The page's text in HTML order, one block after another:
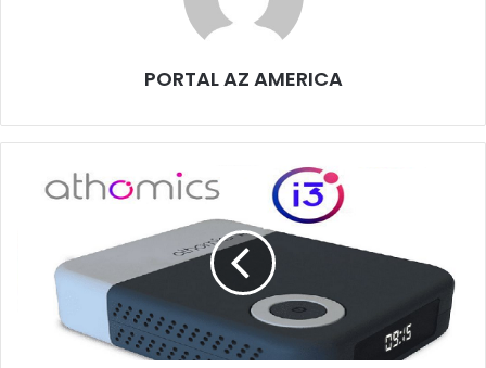
PORTAL AZ AMERICA